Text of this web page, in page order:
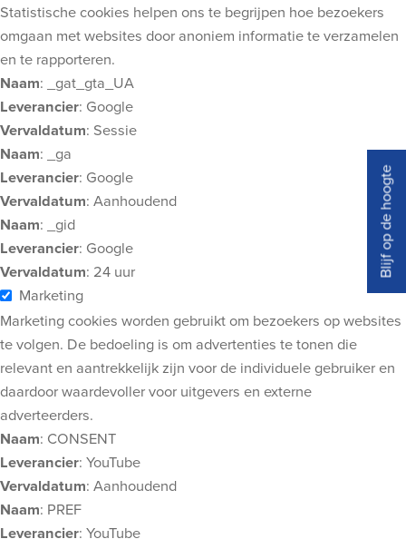
Statistische cookies helpen ons te begrijpen hoe bezoekers
omgaan met websites door anoniem informatie te verzamelen
en te rapporteren.
Naam: _gat_gta_UA
Leverancier: Google
Vervaldatum: Sessie
Naam: _ga
Leverancier: Google
Vervaldatum: Aanhoudend
Naam: _gid
Leverancier: Google
Vervaldatum: 24 uur
Marketing
Marketing cookies worden gebruikt om bezoekers op websites
te volgen. De bedoeling is om advertenties te tonen die
relevant en aantrekkelijk zijn voor de individuele gebruiker en
daardoor waardevoller voor uitgevers en externe
adverteerders.
Naam: CONSENT
Leverancier: YouTube
Vervaldatum: Aanhoudend
Naam: PREF
Leverancier: YouTube
Blijf op de hoogte